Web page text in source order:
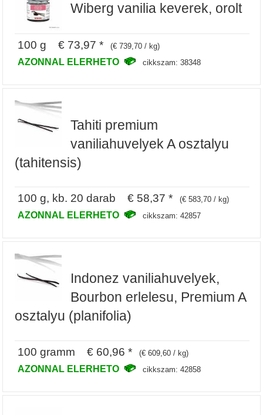
Wiberg vanilia keverek, orolt
100 g € 73,97 * (€ 739,70 / kg)
AZONNAL ELERHETO cikkszam: 38348
Tahiti premium
vaniliahuvelyek A osztalyu
(tahitensis)
100 g, kb. 20 darab € 58,37 * (€ 583,70 / kg)
AZONNAL ELERHETO cikkszam: 42857
Indonez vaniliahuvelyek,
Bourbon erlelesu, Premium A
osztalyu (planifolia)
100 gramm € 60,96 * (€ 609,60 / kg)
AZONNAL ELERHETO cikkszam: 42858